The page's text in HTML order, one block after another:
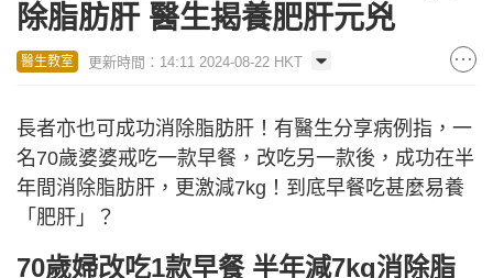
除脂肪肝 醫生揭養肥肝元兇
醫生教室 更新時間：14:11 2024-08-22 HKT
長者亦也可成功消除脂肪肝！有醫生分享病例指，一
名70歲婆婆戒吃一款早餐，改吃另一款後，成功在半
年間消除脂肪肝，更激減7kg！到底早餐吃甚麼易養
「肥肝」？
70歲婦改吃1款早餐 半年減7kg消除脂